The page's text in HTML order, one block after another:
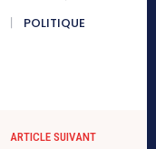
POLITIQUE
ARTICLE SUIVANT